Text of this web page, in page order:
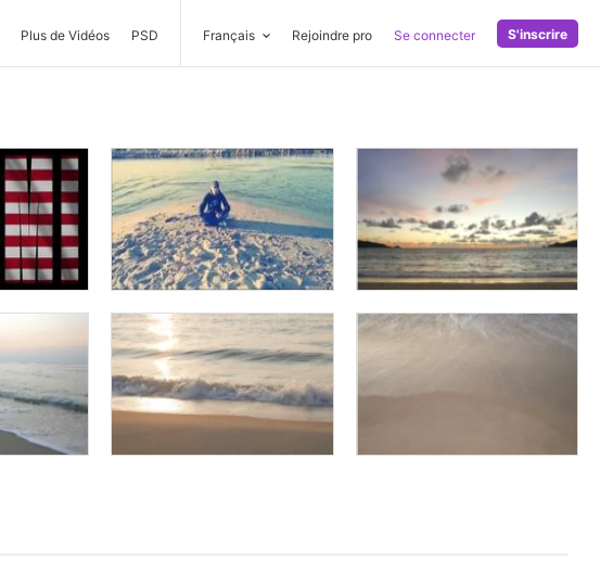
Plus de Vidéos PSD Français Rejoindre pro Se connecter S'inscrire